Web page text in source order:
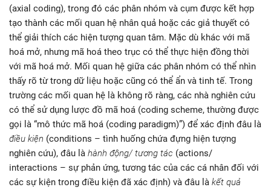
(axial coding), trong đó các phân nhóm và cụm được kết hợp
tạo thành các mối quan hệ nhân quả hoặc các giả thuyết có
thể giải thích các hiện tượng quan tâm. Mặc dù khác với mã
hoá mở, nhưng mã hoá theo trục có thể thực hiện đồng thời
với mã hoá mở. Mối quan hệ giữa các phân nhóm có thể nhìn
thấy rõ từ trong dữ liệu hoặc cũng có thể ẩn và tinh tế. Trong
trường các mối quan hệ là không rõ ràng, các nhà nghiên cứu
có thể sử dụng lược đồ mã hoá (coding scheme, thường được
gọi là “mô thức mã hoá (coding paradigm)”) để xác định đâu là
điều kiện (conditions – tình huống chứa đựng hiện tượng
nghiên cứu), đâu là hành động/ tương tác (actions/
interactions – sự phản ứng, tương tác của các cá nhân đối với
các sự kiện trong điều kiện đã xác định) và đâu là kết quả